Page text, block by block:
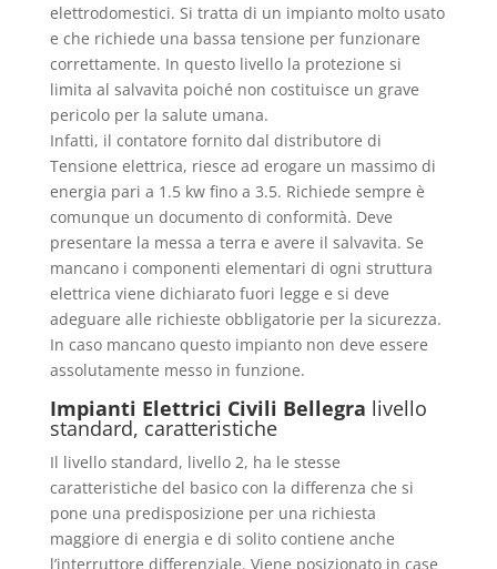
elettrodomestici. Si tratta di un impianto molto usato
e che richiede una bassa tensione per funzionare
correttamente. In questo livello la protezione si
limita al salvavita poiché non costituisce un grave
pericolo per la salute umana.
Infatti, il contatore fornito dal distributore di
Tensione elettrica, riesce ad erogare un massimo di
energia pari a 1.5 kw fino a 3.5. Richiede sempre è
comunque un documento di conformità. Deve
presentare la messa a terra e avere il salvavita. Se
mancano i componenti elementari di ogni struttura
elettrica viene dichiarato fuori legge e si deve
adeguare alle richieste obbligatorie per la sicurezza.
In caso mancano questo impianto non deve essere
assolutamente messo in funzione.
Impianti Elettrici Civili Bellegra livello
standard, caratteristiche
Il livello standard, livello 2, ha le stesse
caratteristiche del basico con la differenza che si
pone una predisposizione per una richiesta
maggiore di energia e di solito contiene anche
l’interruttore differenziale. Viene posizionato in case